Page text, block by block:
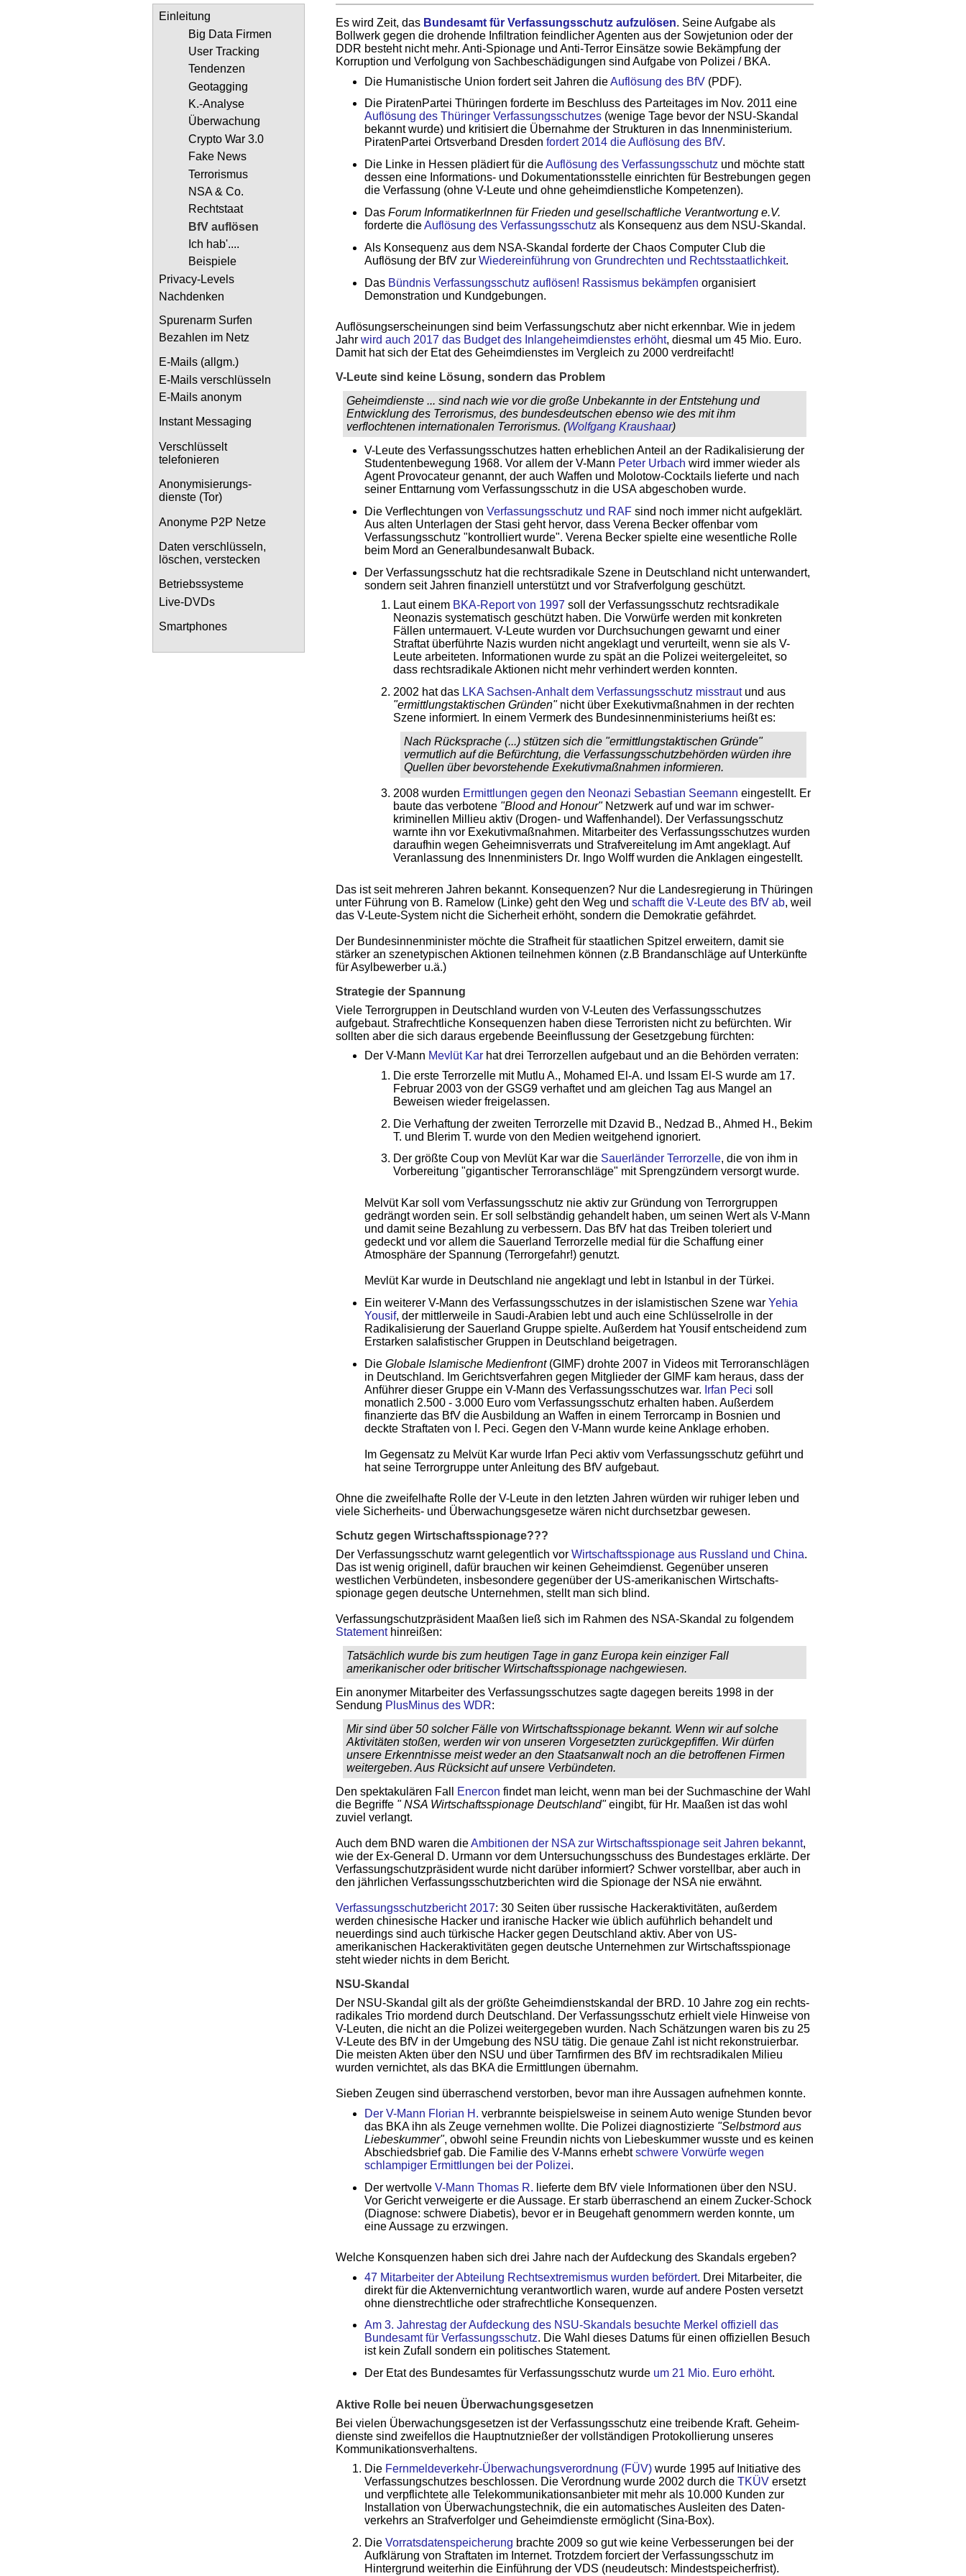
Es wird Zeit, das Bundesamt für Verfassungsschutz aufzulösen. Seine Aufgabe als
Bollwerk gegen die drohende Infiltration feindlicher Agenten aus der Sowjetunion oder der
DDR besteht nicht mehr. Anti-Spionage und Anti-Terror Einsätze sowie Bekämpfung der
Korruption und Verfolgung von Sachbeschädigungen sind Aufgabe von Polizei / BKA.
Die Humanistische Union fordert seit Jahren dieAuflösung des BfV (PDF).
Die PiratenPartei Thüringen forderte im Beschluss des Parteitages im Nov. 2011 eine
Auflösung des Thüringer Verfassungsschutzes (wenige Tage bevor der NSU-Skandal
bekannt wurde) und kritisiert die Übernahme der Strukturen in das Innenministerium.
PiratenPartei Ortsverband Dresden fordert 2014 die Auflösung des BfV.
Die Linke in Hessen plädiert für dieAuflösung des Verfassungsschutz und möchte statt
dessen eine Informations- und Dokumentationsstelle einrichten für Bestrebungen gegen
die Verfassung (ohne V-Leute und ohne geheim­dienstliche Kompetenzen).
Das Forum InformatikerInnen für Frieden und gesellschaftliche Verantwortung e.V.
forderte dieAuflösung des Verfassungsschutz als Konsequenz aus dem NSU-Skandal.
Als Konsequenz aus dem NSA-Skandal forderte der Chaos Computer Club die
Auflösung der BfV zur Wiedereinführung von Grundrechten und Rechtsstaatlichkeit.
Das Bündnis Verfassungsschutz auflösen! Rassismus bekämpfen organisiert
Demonstration und Kundgebungen.
Auflösungserscheinungen sind beim Verfassungschutz aber nicht erkennbar. Wie in jedem
Jahr wird auch 2017 das Budget des Inlangeheimdienstes erhöht, diesmal um 45 Mio. Euro.
Damit hat sich der Etat des Geheimdienstes im Vergleich zu 2000 verdreifacht!
V-Leute sind keine Lösung, sondern das Problem
Geheimdienste ... sind nach wie vor die große Unbekannte in der Entstehung und
Entwicklung des Terrorismus, des bundesdeutschen ebenso wie des mit ihm
verflochtenen internationalen Terrorismus. (Wolfgang Kraushaar)
V-Leute des Verfassungsschutzes hatten erheblichen Anteil an der Radikalisierung der
Studentenbewegung 1968. Vor allem der V-Mann Peter Urbach wird immer wieder als
Agent Provocateur genannt, der auch Waffen und Molotow-Cocktails lieferte und nach
seiner Enttarnung vom Verfassungsschutz in die USA abgeschoben wurde.
Die Verflechtungen von Verfassungsschutz und RAF sind noch immer nicht aufgeklärt.
Aus alten Unterlagen der Stasi geht hervor, dass Verena Becker offenbar vom
Verfassungs­schutz "kontrolliert wurde". Verena Becker spielte eine wesentliche Rolle
beim Mord an Generalbundesanwalt Buback.
Der Verfassungsschutz hat die rechtsradikale Szene in Deutschland nicht unterwandert,
sondern seit Jahren finanziell unterstützt und vor Strafverfolgung geschützt.
Laut einem BKA-Report von 1997 soll der Verfassungsschutz rechtsradikale
Neonazis systematisch geschützt haben. Die Vorwürfe werden mit konkreten
Fällen untermauert. V-Leute wurden vor Durchsuchungen gewarnt und einer
Straftat über­führte Nazis wurden nicht angeklagt und verurteilt, wenn sie als V-
Leute arbeiteten. Informationen wurde zu spät an die Polizei weitergeleitet, so
dass rechtsradikale Aktionen nicht mehr verhindert werden konnten.
2002 hat das LKA Sachsen-Anhalt dem Verfassungsschutz misstrautund aus
"ermittlungstaktischen Gründen"nicht über Exekutivmaßnahmen in der rechten
Szene informiert. In einem Vermerk des Bundesinnenministeriums heißt es:
Nach Rücksprache (...) stützen sich die "ermittlungstaktischen Gründe"
vermutlich auf die Befürchtung, die Verfassungsschutzbehörden würden ihre
Quellen über bevorstehende Exekutivmaßnahmen informieren.
2008 wurden Ermittlungen gegen den Neonazi Sebastian Seemann eingestellt. Er
baute das verbotene "Blood and Honour"Netzwerk auf und war im schwer­
kriminellen Millieu aktiv (Drogen- und Waffenhandel). Der Verfassungsschutz
warnte ihn vor Exekutivmaßnahmen. Mitarbeiter des Verfassungsschutzes wurden
daraufhin wegen Geheimnisverrats und Strafvereitelung im Amt angeklagt. Auf
Veranlassung des Innenministers Dr. Ingo Wolff wurden die Anklagen eingestellt.
Das ist seit mehreren Jahren bekannt. Konsequenzen? Nur die Landesregierung in Thüringen
unter Führung von B. Ramelow (Linke) geht den Weg und schafft die V-Leute des BfV ab, weil
das V-Leute-System nicht die Sicherheit erhöht, sondern die Demokratie gefährdet.
Der Bundesinnenminister möchte die Strafheit für staatlichen Spitzel erweitern, damit sie
stärker an szenetypischen Aktionen teilnehmen können (z.B Brandanschläge auf Unterkünfte
für Asylbewerber u.ä.)
Strategie der Spannung
Viele Terrorgruppen in Deutschland wurden von V-Leuten des Verfassungsschutzes
aufgebaut. Strafrechtliche Konsequenzen haben diese Terroristen nicht zu befürchten. Wir
sollten aber die sich daraus ergebende Beeinflussung der Gesetzgebung fürchten:
Der V-Mann Mevlüt Kar hat drei Terrorzellen aufgebaut und an die Behörden verraten:
Die erste Terrorzelle mit Mutlu A., Mohamed El-A. und Issam El-S wurde am 17.
Februar 2003 von der GSG9 verhaftet und am gleichen Tag aus Mangel an
Beweisen wieder freigelassen.
Die Verhaftung der zweiten Terrorzelle mit Dzavid B., Nedzad B., Ahmed H., Bekim
T. und Blerim T. wurde von den Medien weitgehend ignoriert.
Der größte Coup von Mevlüt Kar war die Sauerländer Terrorzelle, die von ihm in
Vorbereitung "gigantischer Terroranschläge" mit Sprengzündern versorgt wurde.
Melvüt Kar soll vom Verfassungsschutz nie aktiv zur Gründung von Terror­gruppen
gedrängt worden sein. Er soll selbständig gehandelt haben, um seinen Wert als V-Mann
und damit seine Bezahlung zu verbessern. Das BfV hat das Treiben toleriert und
gedeckt und vor allem die Sauerland Terrorzelle medial für die Schaffung einer
Atmosphäre der Spannung (Terrorgefahr!) genutzt.
Mevlüt Kar wurde in Deutschland nie angeklagt und lebt in Istanbul in der Türkei.
Ein weiterer V-Mann des Verfassungsschutzes in der islamistischen Szene war Yehia
Yousif, der mittlerweile in Saudi-Arabien lebt und auch eine Schlüssel­rolle in der
Radikalisierung der Sauerland Gruppe spielte. Außerdem hat Yousif entscheidend zum
Erstarken salafistischer Gruppen in Deutschland beigetragen.
Die Globale Islamische Medienfront(GIMF) drohte 2007 in Videos mit Terroranschlägen
in Deutschland. Im Gerichtsverfahren gegen Mitglieder der GIMF kam heraus, dass der
Anführer dieser Gruppe ein V-Mann des Verfassungsschutzes war. Irfan Peci soll
monatlich 2.500 - 3.000 Euro vom Verfassungs­schutz erhalten haben. Außerdem
finanzierte das BfV die Ausbildung an Waffen in einem Terrorcamp in Bosnien und
deckte Straftaten von I. Peci. Gegen den V-Mann wurde keine Anklage erhoben.
Im Gegensatz zu Melvüt Kar wurde Irfan Peci aktiv vom Verfassungsschutz geführt und
hat seine Terrorgruppe unter Anleitung des BfV aufgebaut.
Ohne die zweifelhafte Rolle der V-Leute in den letzten Jahren würden wir ruhiger leben und
viele Sicherheits- und Überwachungsgesetze wären nicht durchsetzbar gewesen.
Schutz gegen Wirtschaftsspionage???
Der Verfassungsschutz warnt gelegentlich vor Wirtschaftsspionage aus Russland und China.
Das ist wenig originell, dafür brauchen wir keinen Geheimdienst. Gegenüber unseren
westlichen Verbündeten, insbesondere gegenüber der US-amerikanischen Wirtschafts­
spionage gegen deutsche Unternehmen, stellt man sich blind.
Verfassungschutzpräsident Maaßen ließ sich im Rahmen des NSA-Skandal zu folgendem
Statementhinreißen:
Tatsächlich wurde bis zum heutigen Tage in ganz Europa kein einziger Fall
amerikanischer oder britischer Wirtschaftsspionage nachgewiesen.
Ein anonymer Mitarbeiter des Verfassungsschutzes sagte dagegen bereits 1998 in der
Sendung PlusMinus des WDR:
Mir sind über 50 solcher Fälle von Wirtschaftsspionage bekannt. Wenn wir auf solche
Aktivitäten stoßen, werden wir von unseren Vorgesetzten zurückgepfiffen. Wir dürfen
unsere Erkenntnisse meist weder an den Staatsanwalt noch an die betroffenen Firmen
weitergeben. Aus Rücksicht auf unsere Verbündeten.
Den spektakulären Fall
Enercon findet man leicht, wenn man bei der Such­maschine der Wahl
die Begriffe " NSA Wirtschaftsspionage Deutschland"eingibt, für Hr. Maaßen ist das wohl
zuviel verlangt.
Auch dem BND waren dieAmbitionen der NSA zur Wirtschaftsspionage seit Jahren bekannt,
wie der Ex-General D. Urmann vor dem Untersuchungsschuss des Bundestages erklärte. Der
Verfassungschutzpräsident wurde nicht darüber informiert? Schwer vorstellbar, aber auch in
den jährlichen Verfassungsschutz­berichten wird die Spionage der NSA nie erwähnt.
Verfassungsschutzbericht 2017: 30 Seiten über russische Hackeraktivitäten, außerdem
werden chinesische Hacker und iranische Hacker wie üblich auführlich behandelt und
neuerdings sind auch türkische Hacker gegen Deutschland aktiv. Aber von US-
amerikanischen Hackeraktivitäten gegen deutsche Unternehmen zur Wirtschaftsspionage
steht wieder nichts in dem Bericht.
NSU-Skandal
Der NSU-Skandal gilt als der größte Geheimdienstskandal der BRD. 10 Jahre zog ein rechts­
radikales Trio mordend durch Deutschland. Der Verfassungsschutz erhielt viele Hinweise von
V-Leuten, die nicht an die Polizei weitergegeben wurden. Nach Schätzungen waren bis zu 25
V-Leute des BfV in der Umgebung des NSU tätig. Die genaue Zahl ist nicht rekonstruierbar.
Die meisten Akten über den NSU und über Tarnfirmen des BfV im rechtsradikalen Milieu
wurden vernichtet, als das BKA die Ermittlungen übernahm.
Sieben Zeugen sind überraschend verstorben, bevor man ihre Aussagen aufnehmen konnte.
Der V-Mann Florian H. verbrannte beispielsweise in seinem Auto wenige Stunden bevor
das BKA ihn als Zeuge vernehmen wollte. Die Polizei diagnostizierte "Selbstmord aus
Liebes­kummer", obwohl seine Freundin nichts von Liebeskummer wusste und es keinen
Abschieds­brief gab. Die Familie des V-Manns erhebtschwere Vorwürfe wegen
schlampiger Ermittlungen bei der Polizei.
Der wertvolle V-Mann Thomas R. lieferte dem BfV viele Informationen über den NSU.
Vor Gericht verweigerte er die Aussage. Er starb überraschend an einem Zucker-Schock
(Diagnose: schwere Diabetis), bevor er in Beugehaft genommern werden konnte, um
eine Aussage zu erzwingen.
Welche Konsquenzen haben sich drei Jahre nach der Aufdeckung des Skandals ergeben?
47 Mitarbeiter der Abteilung Rechtsextremismus wurden befördert. Drei Mitarbeiter, die
direkt für die Aktenvernichtung verantwortlich waren, wurde auf andere Posten versetzt
ohne dienstrechtliche oder strafrechtliche Konsequenzen.
Am 3. Jahrestag der Aufdeckung des NSU-Skandals besuchte Merkel offiziell das
Bundesamt für Verfassungsschutz. Die Wahl dieses Datums für einen offiziellen Besuch
ist kein Zufall sondern ein politisches Statement.
Der Etat des Bundesamtes für Verfassungsschutz wurde um 21 Mio. Euro erhöht.
Aktive Rolle bei neuen Überwachungsgesetzen
Bei vielen Überwachungsgesetzen ist der Verfassungsschutz eine treibende Kraft. Geheim­
dienste sind zweifellos die Hauptnutznießer der vollständigen Protokollierung unseres
Kommunikationsverhaltens.
Die Fernmelde­verkehr-Überwachungs­verordnung (FÜV) wurde 1995 auf Initiative des
Verfassungschutzes beschlossen. Die Verordnung wurde 2002 durch die TKÜV ersetzt
und verpflichtete alle Telekommunikationsanbieter mit mehr als 10.000 Kunden zur
Installation von Überwachungstechnik, die ein automatisches Ausleiten des Daten­
verkehrs an Strafverfolger und Geheimdienste ermöglicht (Sina-Box).
Die Vorratsdatenspeicherung brachte 2009 so gut wie keine Verbesserungen bei der
Aufklärung von Straftaten im Internet. Trotzdem forciert der Verfassungsschutz im
Hintergrund weiterhin die Einführung der VDS (neudeutsch: Mindestspeicherfrist).
Einleitung
Big Data Firmen
User Tracking
Tendenzen
Geotagging
K.-Analyse
Überwachung
Crypto War 3.0
Fake News
Terrorismus
NSA & Co.
Rechtstaat
BfV auflösen
Ich hab'....
Beispiele
Privacy-Levels
Nachdenken
Spurenarm Surfen
Bezahlen im Netz
E-Mails (allgm.)
E-Mails verschlüsseln
E-Mails anonym
Instant Messaging
Verschlüsselt
telefonieren
Anonymisierungs-
dienste (Tor)
Anonyme P2P Netze
Daten verschlüsseln,
löschen, verstecken
Betriebssysteme
Live-DVDs
Smartphones